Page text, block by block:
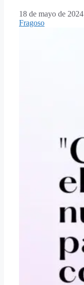
18 de mayo de 2024
Fragoso